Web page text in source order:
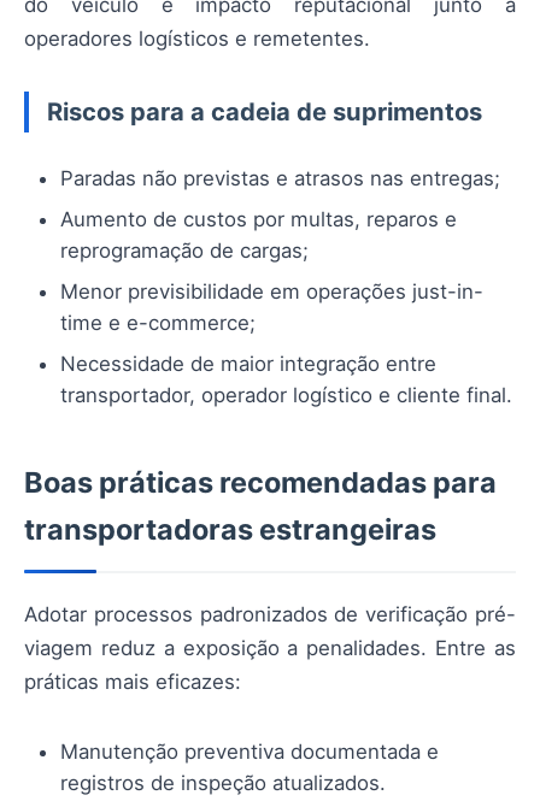
do veículo e impacto reputacional junto a
operadores logísticos e remetentes.
Riscos para a cadeia de suprimentos
Paradas não previstas e atrasos nas entregas;
Aumento de custos por multas, reparos e
reprogramação de cargas;
Menor previsibilidade em operações just-in-
time e e-commerce;
Necessidade de maior integração entre
transportador, operador logístico e cliente final.
Boas práticas recomendadas para
transportadoras estrangeiras
Adotar processos padronizados de verificação pré-
viagem reduz a exposição a penalidades. Entre as
práticas mais eficazes:
Manutenção preventiva documentada e
registros de inspeção atualizados.